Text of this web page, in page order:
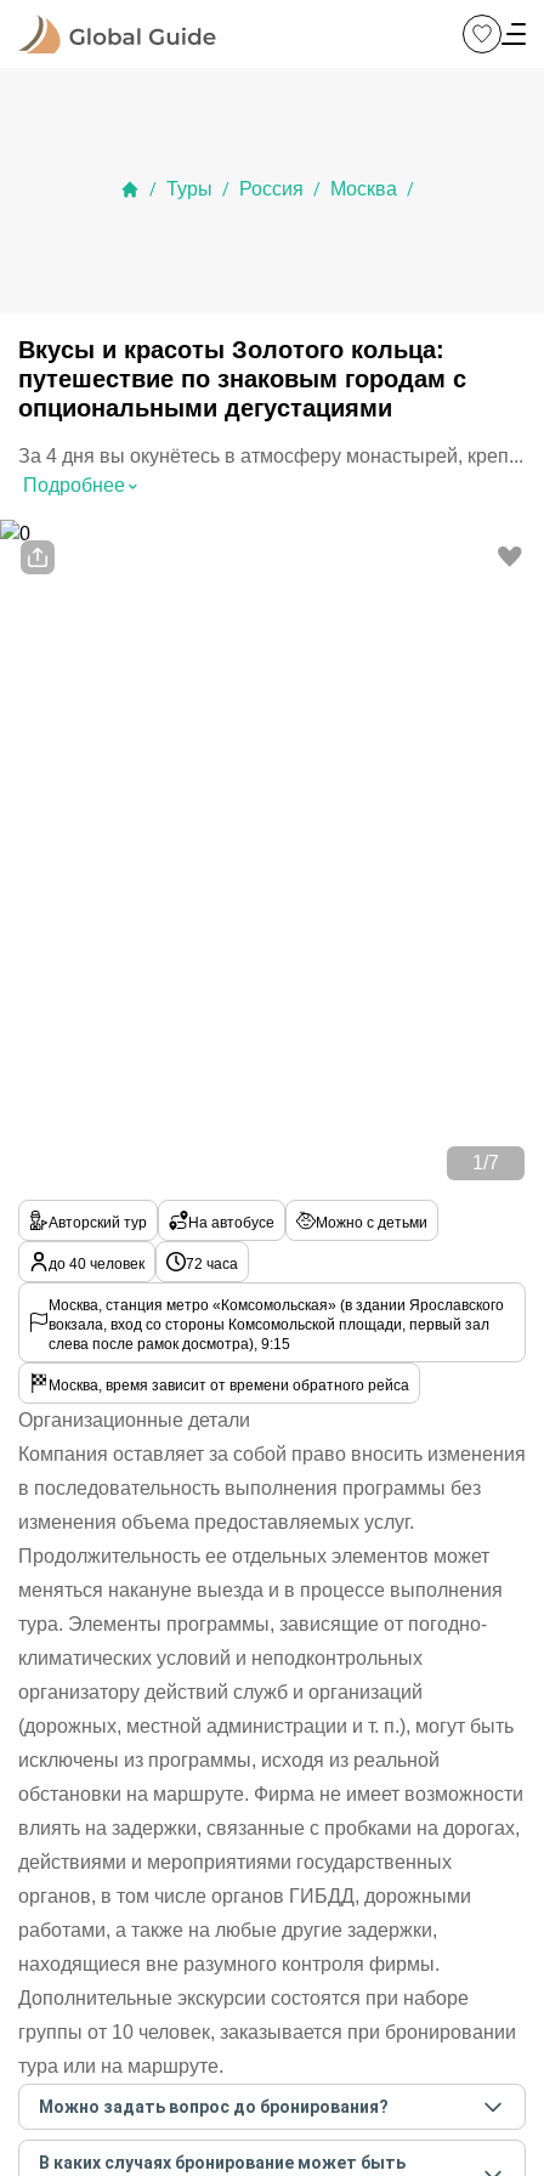
/ Туры / Россия / Москва /
Вкусы и красоты Золотого кольца:
путешествие по знаковым городам с
опциональными дегустациями
За 4 дня вы окунётесь в атмосферу монастырей, креп...
Подробнее⌃
1 /7
Авторский тур На автобусе Можно с детьми
до 40 человек 72 часа
Москва, станция метро «Комсомольская» (в здании Ярославского
вокзала, вход со стороны Комсомольской площади, первый зал
слева после рамок досмотра), 9:15
Москва, время зависит от времени обратного рейса
Организационные детали
Компания оставляет за собой право вносить изменения
в последовательность выполнения программы без
изменения объема предоставляемых услуг.
Продолжительность ее отдельных элементов может
меняться накануне выезда и в процессе выполнения
тура. Элементы программы, зависящие от погодно-
климатических условий и неподконтрольных
организатору действий служб и организаций
(дорожных, местной администрации и т. п.), могут быть
исключены из программы, исходя из реальной
обстановки на маршруте. Фирма не имеет возможности
влиять на задержки, связанные с пробками на дорогах,
действиями и мероприятиями государственных
органов, в том числе органов ГИБДД, дорожными
работами, а также на любые другие задержки,
находящиеся вне разумного контроля фирмы.
Дополнительные экскурсии состоятся при наборе
группы от 10 человек, заказывается при бронировании
тура или на маршруте.
Можно задать вопрос до бронирования?
Достаточно перейти по ссылке «Задать вопрос» и
написать гиду. Платить при этом не нужно. Сначала
В каких случаях бронирование может быть